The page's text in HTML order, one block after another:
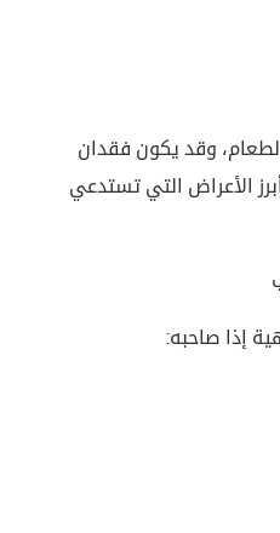
وقد يكون فقدان
الأعراض التي تستدعي
إذا صاحبه: